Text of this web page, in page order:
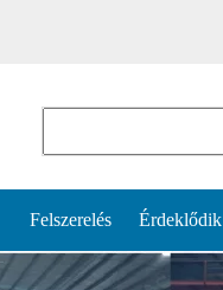
Felszerelés Érdeklődik